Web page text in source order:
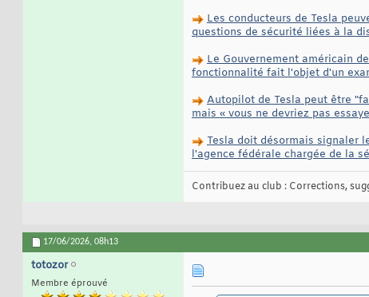
Les conducteurs de Tesla
questions de sécurité liées à la
Le Gouvernement américain
fonctionnalité fait l'objet d'un
Autopilot de Tesla peut être
mais « vous ne devriez pas
Tesla doit désormais signaler
l'agence fédérale chargée de la
Contribuez au club : Corrections,
17/06/2026, 08h13
totozor
Membre éprouvé